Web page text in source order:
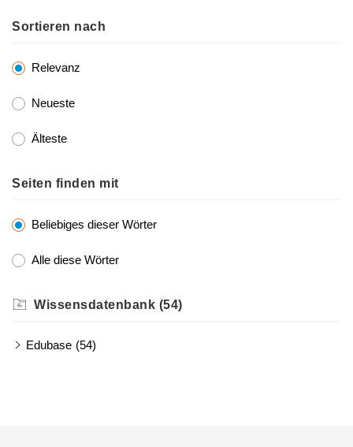
Sortieren nach
Relevanz
Neueste
Älteste
Seiten finden mit
Beliebiges dieser Wörter
Alle diese Wörter
Wissensdatenbank (54)
Edubase (54)